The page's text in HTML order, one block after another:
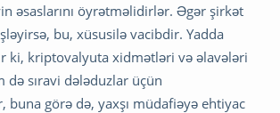
əsaslarını öyrətməlidirlər. Əgər şirkət
bu, xüsusilə vacibdir. Yadda
ki, kriptovalyuta xidmətləri və əlavələri
sıravi dələduzlar üçün
buna görə də, yaxşı müdafiəyə ehtiyac